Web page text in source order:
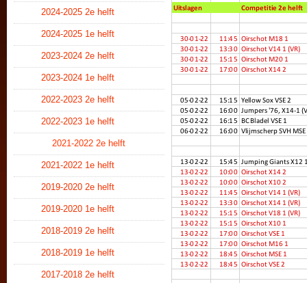
2024-2025 2e helft
2024-2025 1e helft
2023-2024 2e helft
2023-2024 1e helft
2022-2023 2e helft
2022-2023 1e helft
2021-2022 2e helft
2021-2022 1e helft
2019-2020 2e helft
2019-2020 1e helft
2018-2019 2e helft
2018-2019 1e helft
2017-2018 2e helft